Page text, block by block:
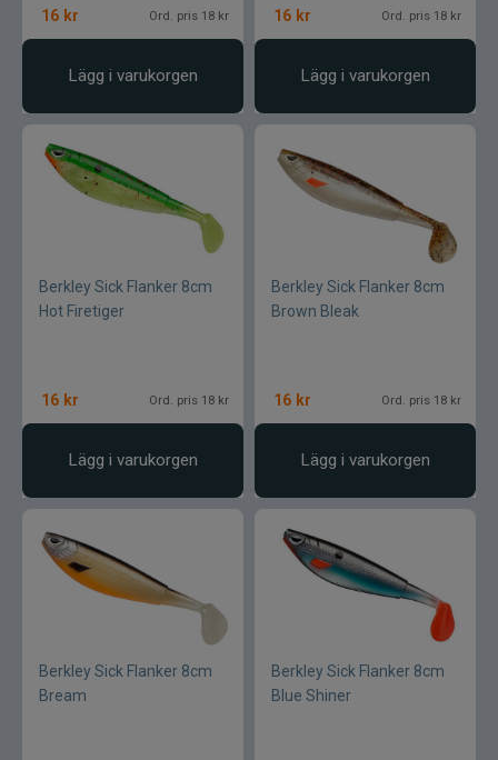
16 kr Ord. pris 18 kr
Lägg i varukorgen
16 kr Ord. pris 18 kr
Lägg i varukorgen
Berkley Sick Flanker 8cm
Hot Firetiger
16 kr Ord. pris 18 kr
Lägg i varukorgen
Berkley Sick Flanker 8cm
Brown Bleak
16 kr Ord. pris 18 kr
Lägg i varukorgen
Berkley Sick Flanker 8cm
Bream
Berkley Sick Flanker 8cm
Blue Shiner